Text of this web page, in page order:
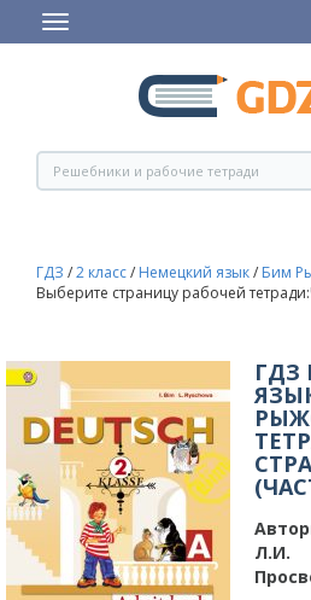
ГДЗ /2 класс/ Немецкий язык/ Бим
Выберите страницу рабочей
ГДЗ
Л.И.